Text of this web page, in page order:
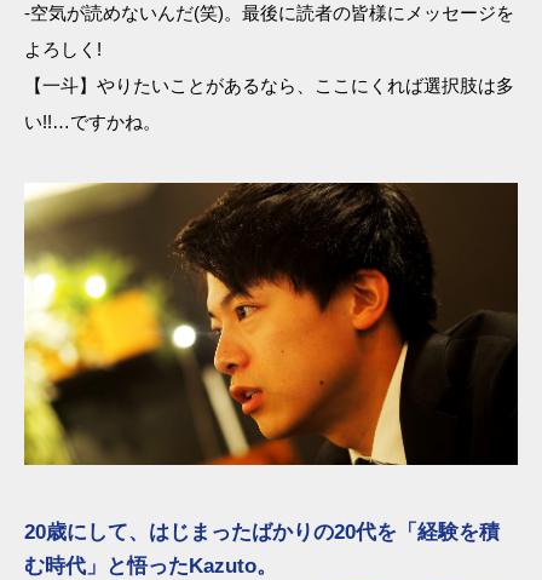
-空気が読めないんだ(笑)。最後に読者の皆様にメッセージを
よろしく!
【一斗】やりたいことがあるなら、ここにくれば選択肢は多
い!!…ですかね。
20歳にして、はじまったばかりの20代を「経験を積
む時代」と悟ったKazuto。